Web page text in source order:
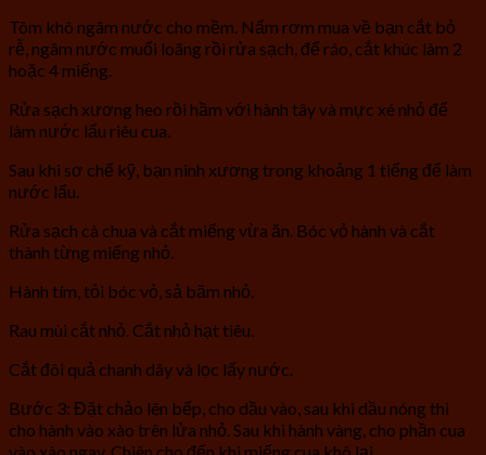
Tôm khô ngâm nước cho mềm. Nấm rơm mua về bạn cắt bỏ
rễ, ngâm nước muối loãng rồi rửa sạch, để ráo, cắt khúc làm 2
hoặc 4 miếng.
Rửa sạch xương heo rồi hầm với hành tây và mực xé nhỏ để
làm nước lẩu riêu cua.
Sau khi sơ chế kỹ, bạn ninh xương trong khoảng 1 tiếng để làm
nước lẩu.
Rửa sạch cà chua và cắt miếng vừa ăn. Bóc vỏ hành và cắt
thành từng miếng nhỏ.
Hành tím, tỏi bóc vỏ, sả băm nhỏ.
Rau mùi cắt nhỏ. Cắt nhỏ hạt tiêu.
Cắt đôi quả chanh dây và lọc lấy nước.
Bước 3: Đặt chảo lên bếp, cho dầu vào, sau khi dầu nóng thì
cho hành vào xào trên lửa nhỏ. Sau khi hành vàng, cho phần cua